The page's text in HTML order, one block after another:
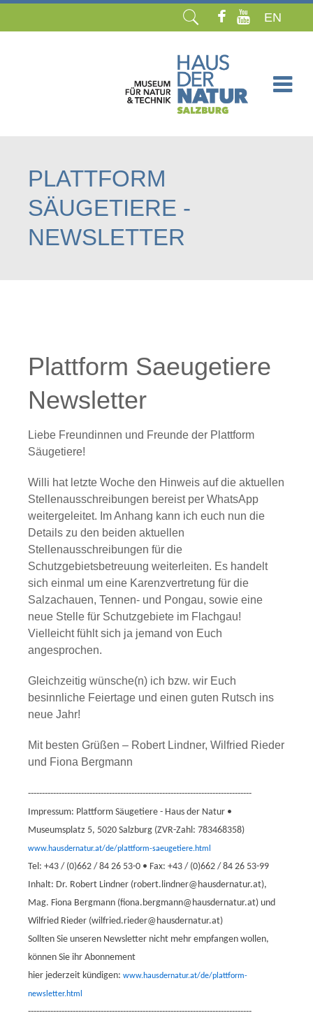
EN
PLATTFORM
SÄUGETIERE -
NEWSLETTER
Plattform Saeugetiere
Newsletter
Liebe Freundinnen und Freunde der Plattform
Säugetiere!
Willi hat letzte Woche den Hinweis auf die aktuellen
Stellenausschreibungen bereist per WhatsApp
weitergeleitet. Im Anhang kann ich euch nun die
Details zu den beiden aktuellen
Stellenausschreibungen für die
Schutzgebietsbetreuung weiterleiten. Es handelt
sich einmal um eine Karenzvertretung für die
Salzachauen, Tennen- und Pongau, sowie eine
neue Stelle für Schutzgebiete im Flachgau!
Vielleicht fühlt sich ja jemand von Euch
angesprochen.
Gleichzeitig wünsche(n) ich bzw. wir Euch
besinnliche Feiertage und einen guten Rutsch ins
neue Jahr!
Mit besten Grüßen – Robert Lindner, Wilfried Rieder
und Fiona Bergmann
--------------------------------------------------------------------------------
Impressum: Plattform Säugetiere - Haus der Natur •
Museumsplatz 5, 5020 Salzburg (ZVR-Zahl: 783468358)
www.hausdernatur.at/de/plattform-saeugetiere.html
Tel: +43 / (0)662 / 84 26 53-0 • Fax: +43 / (0)662 / 84 26 53-99
Inhalt: Dr. Robert Lindner (robert.lindner@hausdernatur.at),
Mag. Fiona Bergmann (fiona.bergmann@hausdernatur.at) und
Wilfried Rieder (wilfried.rieder@hausdernatur.at)
Sollten Sie unseren Newsletter nicht mehr empfangen wollen,
können Sie ihr Abonnement
hier jederzeit kündigen: www.hausdernatur.at/de/plattform-
newsletter.html
--------------------------------------------------------------------------------